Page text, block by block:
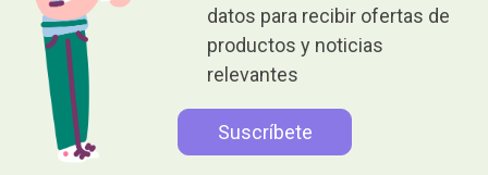
datos para recibir ofertas de
productos y noticias
relevantes